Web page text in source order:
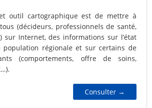
outil cartographique est de mettre à
(décideurs, professionnels de santé,
sur Internet, des informations sur l’état
régionale et sur certains de
(comportements, offre de soins,
Consulter →